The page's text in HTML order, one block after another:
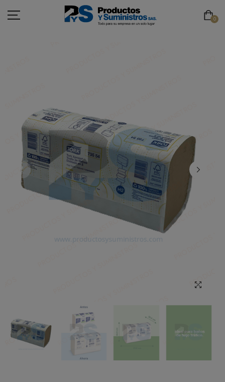
0
PAPELERÍA
CAFETERÍA
SEGURIDAD INDUSTRIAL
TECNOLOGÍA
MOBILIARIO